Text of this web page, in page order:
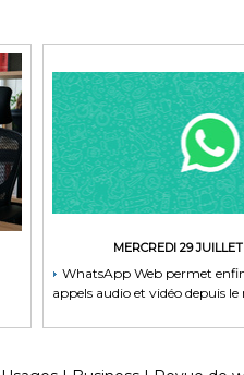
MERCREDI 29 JUILLET
WhatsApp Web permet enfin
appels audio et vidéo depuis